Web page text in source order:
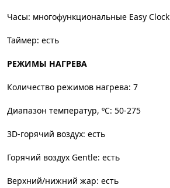
Часы: многофункциональные Easy Clock
Таймер: есть
РЕЖИМЫ НАГРЕВА
Количество режимов нагрева: 7
Диапазон температур, ºC: 50-275
3D-горячий воздух: есть
Горячий воздух Gentle: есть
Верхний/нижний жар: есть